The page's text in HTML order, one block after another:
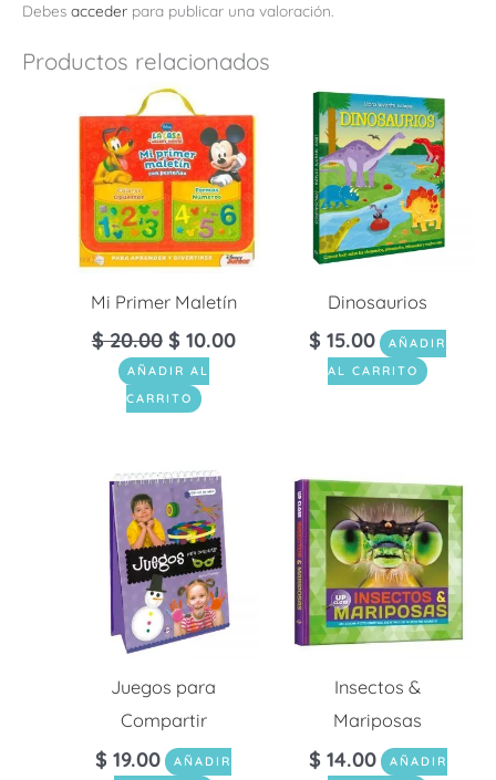
Debes acceder para publicar una valoración.
Productos relacionados
Mi Primer Maletín
$20.00 $ 10.00
AÑADIR AL
CARRITO
Dinosaurios
$ 15.00
AÑADIR
AL CARRITO
Juegos para
Compartir
$ 19.00
AÑADIR
Insectos &
Mariposas
$ 14.00
AÑADIR